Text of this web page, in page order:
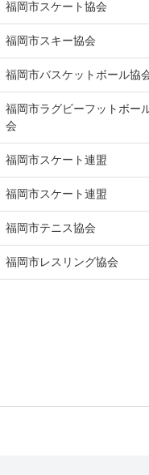
福岡市スケート協会
福岡市スキー協会
福岡市バスケットボール協
福岡市ラグビーフットボー
会
福岡市スケート連盟
福岡市スケート連盟
福岡市テニス協会
福岡市レスリング協会